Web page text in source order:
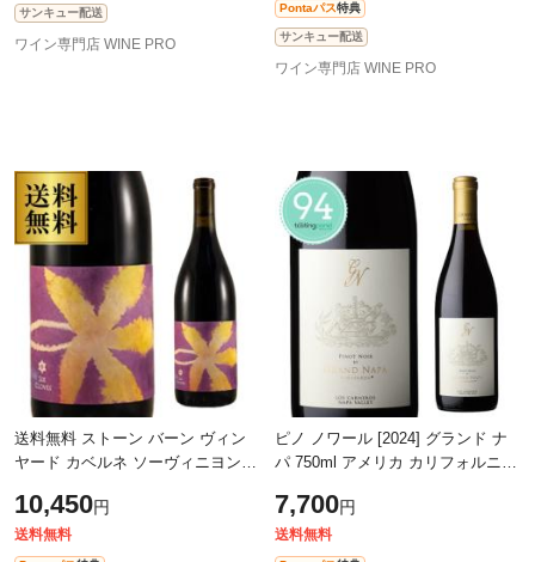
サンキュー配送
ワイン専門店 WINE PRO
Pontaパス特典
サンキュー配送
ワイン専門店 WINE PRO
送料無料 ストーン バーン ヴィン
ヤード カベルネ ソーヴィニヨン
ソノマ 辛口 赤ワイン 長S
10,450円
送料無料
ピノ ノワール [2024] グランド ナ
パ 750ml アメリカ カリフォルニア
ン 長S
7,700円
送料無料